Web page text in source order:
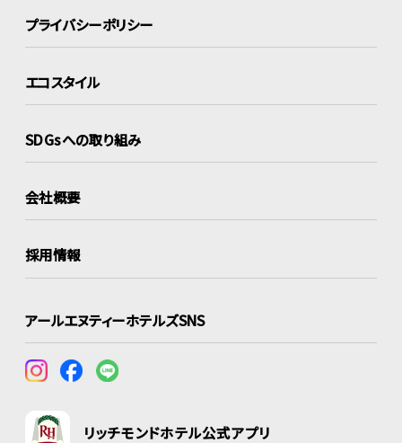
プライバシーポリシー
エコスタイル
SDGsへの取り組み
会社概要
採用情報
アールエヌティーホテルズSNS
リッチモンドホテル公式アプリ